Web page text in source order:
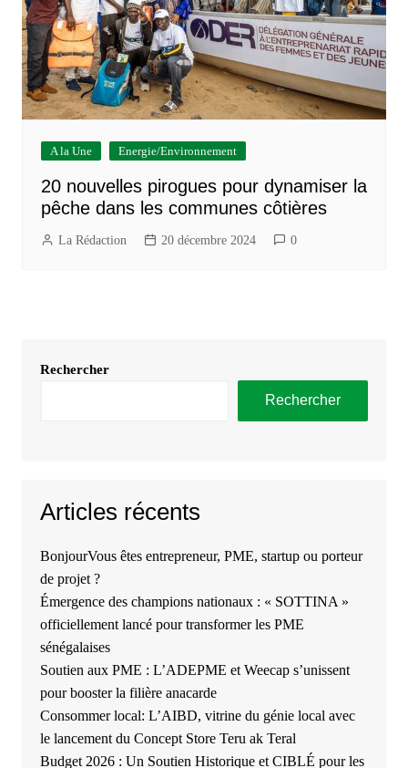
A la Une Energie/Environnement
20 nouvelles pirogues pour dynamiser la
pêche dans les communes côtières
La Rédaction 20 décembre 2024 0
Rechercher
Rechercher
Articles récents
BonjourVous êtes entrepreneur, PME, startup ou porteur
de projet ?
Émergence des champions nationaux : « SOTTINA »
officiellement lancé pour transformer les PME
sénégalaises
Soutien aux PME : L’ADEPME et Weecap s’unissent
pour booster la filière anacarde
Consommer local: L’AIBD, vitrine du génie local avec
le lancement du Concept Store Teru ak Teral
Budget 2026 : Un Soutien Historique et CIBLÉ pour les